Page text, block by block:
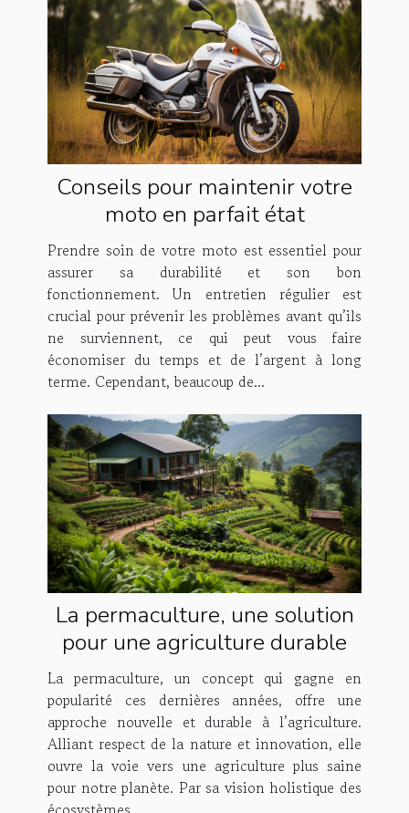
Conseils pour maintenir votre
moto en parfait état
Prendre soin de votre moto est essentiel pour
assurer sa durabilité et son bon
fonctionnement. Un entretien régulier est
crucial pour prévenir les problèmes avant qu’ils
ne surviennent, ce qui peut vous faire
économiser du temps et de l’argent à long
terme. Cependant, beaucoup de...
La permaculture, une solution
pour une agriculture durable
La permaculture, un concept qui gagne en
popularité ces dernières années, offre une
approche nouvelle et durable à l’agriculture.
Alliant respect de la nature et innovation, elle
ouvre la voie vers une agriculture plus saine
pour notre planète. Par sa vision holistique des